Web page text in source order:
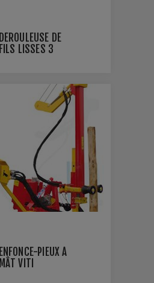
DÉROULEUSE DE
FILS LISSES 3
ENFONCE-PIEUX À
MÂT VITI